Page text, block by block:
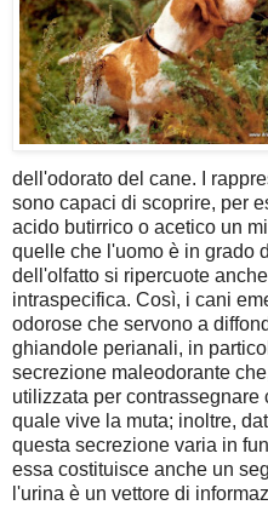
dell'odorato del cane. I
sono capaci di scoprire, per
acido butirrico o acetico un
quelle che l'uomo è in grado
dell'olfatto si ripercuote
intraspecifica. Così, i cani
odorose che servono a
ghiandole perianali, in
secrezione maleodorante
utilizzata per
quale vive la muta; inoltre,
questa secrezione varia in
essa costituisce anche un
l'urina è un vettore di